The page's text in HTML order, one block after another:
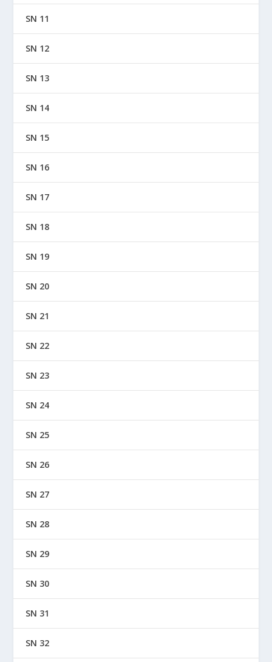
SN 11
SN 12
SN 13
SN 14
SN 15
SN 16
SN 17
SN 18
SN 19
SN 20
SN 21
SN 22
SN 23
SN 24
SN 25
SN 26
SN 27
SN 28
SN 29
SN 30
SN 31
SN 32